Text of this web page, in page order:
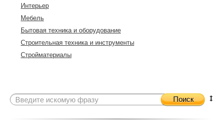
Интерьер
Мебель
Бытовая техника и оборудование
Строительная техника и инструменты
Стройматериалы
Поиск